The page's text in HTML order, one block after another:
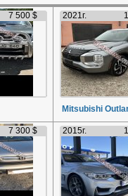
7 500 $ 2021г.
Mitsubishi
7 300 $ 2015г.